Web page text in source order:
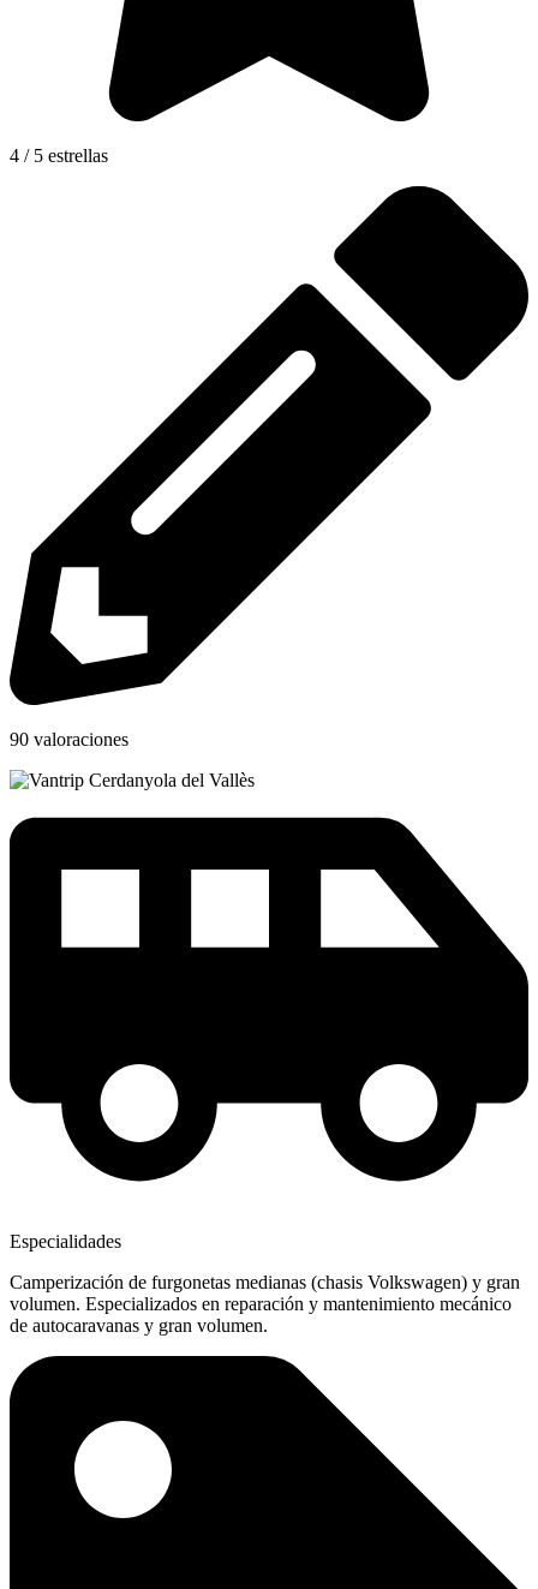
4 / 5 estrellas
90 valoraciones
Especialidades
Camperización de furgonetas medianas (chasis Volkswagen) y gran
volumen. Especializados en reparación y mantenimiento mecánico
de autocaravanas y gran volumen.